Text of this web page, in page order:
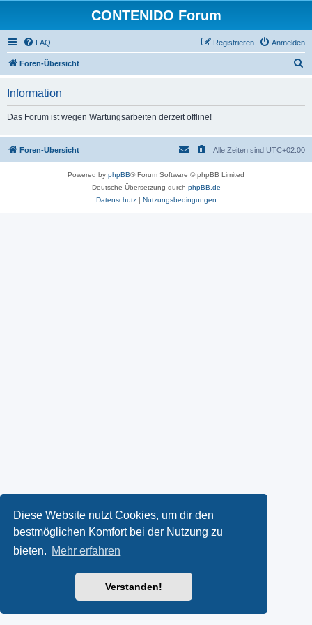
Diese Website nutzt Cookies, um dir den
bestmöglichen Komfort bei der Nutzung zu
bieten. Mehr erfahren
Verstanden!
CONTENIDO Forum
FAQ Anmelden
Registrieren
Foren-Übersicht
Information
Das Forum ist wegen Wartungsarbeiten derzeit offline!
Foren-Übersicht Alle Zeiten sind UTC+02:00
Powered by phpBB® Forum Software © phpBB Limited
Deutsche Übersetzung durch phpBB.de
Datenschutz| Nutzungsbedingungen